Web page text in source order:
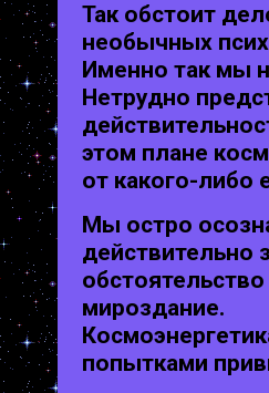
Так обстоит
необычных
Именно так мы
Нетрудно
этом плане
от какого-либо
Мы остро
действительно
мироздание.
попытками